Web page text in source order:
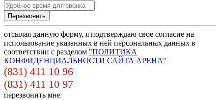
отсылая данную форму, я подтверждаю свое согласие на
использование указанных в ней персональных данных в
соответствии с разделом "ПОЛИТИКА
КОНФИДЕНЦИАЛЬНОСТИ САЙТА АРЕНА"
(831) 411 10 96
(831) 411 10 97
перезвонить мне